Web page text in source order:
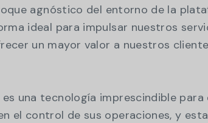
agnóstico del entorno de la
ideal para impulsar nuestros
un mayor valor a nuestros
una tecnología imprescindible para
el control de sus operaciones, y